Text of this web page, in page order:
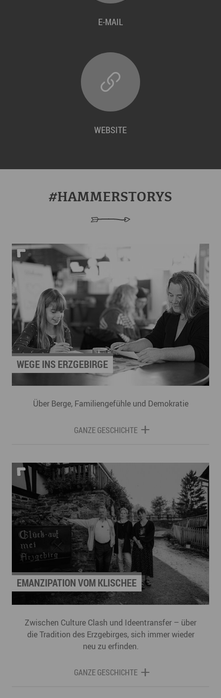
E-MAIL
WEBSITE
#HAMMERSTORYS
WEGE INS ERZGEBIRGE
Über Berge, Familiengefühle und Demokratie
GANZE GESCHICHTE
EMANZIPATION VOM KLISCHEE
Zwischen Culture Clash und Ideentransfer – über
die Tradition des Erzgebirges, sich immer wieder
neu zu erfinden.
GANZE GESCHICHTE